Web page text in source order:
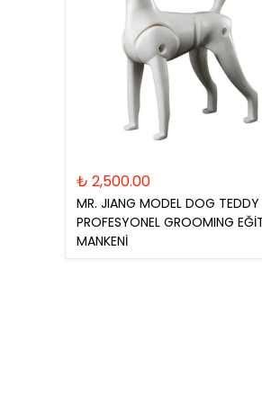
₺ 2,500.00
MR. JIANG MODEL DOG TEDDY
PROFESYONEL GROOMING
MANKENİ